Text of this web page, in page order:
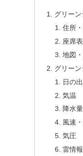
グリー
住所
座席
地図
グリー
日の
気温
降水量
風速
気圧
雷情